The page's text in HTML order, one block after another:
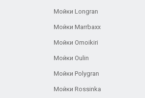
Мойки Longran
Мойки Marrbaxx
Мойки Omoikiri
Мойки Oulin
Мойки Polygran
Мойки Rossinka